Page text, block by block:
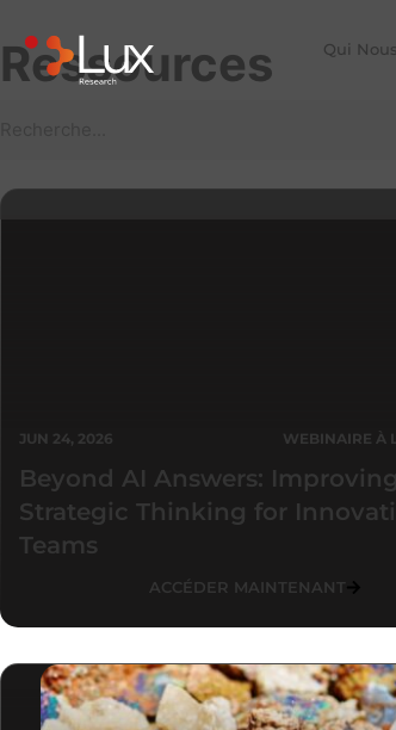
Qui
Ressources
JUN 24, 2026 WEBINAIRE À
Beyond AI Answers: Improving
Strategic Thinking for
Teams
ACCÉDER MAINTENANT